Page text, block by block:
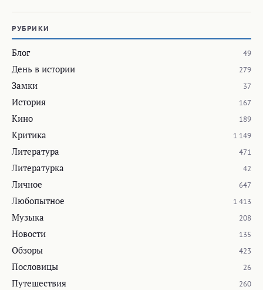
РУБРИКИ
Блог 49
День в истории 279
Замки 37
История 167
Кино 189
Критика 1 149
Литература 471
Литературка 42
Личное 647
Любопытное 1 413
Музыка 208
Новости 135
Обзоры 423
Пословицы 26
Путешествия 260